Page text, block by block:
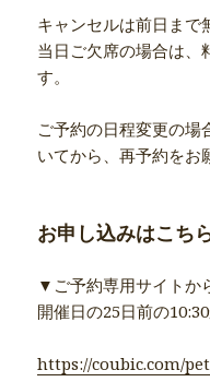
キャンセルは前日まで
当日ご欠席の場合は、
す。
ご予約の日程変更の場
いてから、再予約をお
お申し込みはこち
▼ご予約専用サイトか
開催日の25日前の
https://coubic.com/